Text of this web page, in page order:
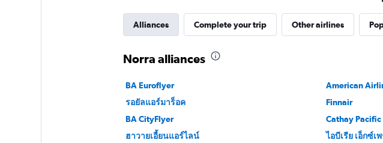
Alliances Complete your trip Other airlines
Norra alliances
BA Euroflyer American
รอยัลแอร์มาร็อค
Finnair
BA CityFlyer
Cathay Pacific
ฮาวายเอี้ยนแอร์ไลน์
ไอบีเรีย เอ็กซ์เ